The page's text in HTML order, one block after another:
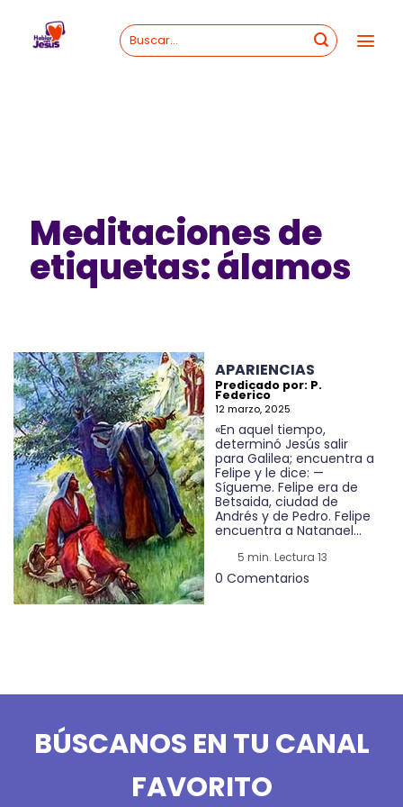
content
Meditaciones de
etiquetas: álamos
APARIENCIAS
Predicado por: P.
Federico
12 marzo, 2025
«En aquel tiempo,
determinó Jesús salir
para Galilea; encuentra a
Felipe y le dice: —
Sígueme. Felipe era de
Betsaida, ciudad de
Andrés y de Pedro. Felipe
encuentra a Natanael...
5 min. Lectura 13
0 Comentarios
BÚSCANOS EN TU CANAL
FAVORITO